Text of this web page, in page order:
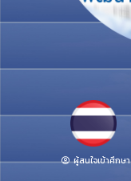
ผู้สนใจเข้าศึกษา